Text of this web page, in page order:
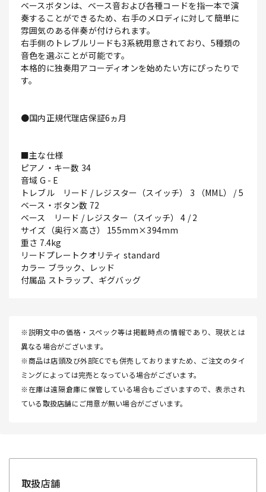
ベースボタンは、ベース音および各種コードを指一本で演
奏することができるため、右手のメロディに対して簡単に
雰囲気のある伴奏が付けられます。
右手側のトレブルリードも3系統用意されており、5種類の
音色を選ぶことが可能です。
本格的に独奏用アコーディオンを始めたい方にぴったりで
す。
●国内正規代理店保証6ヵ月
■主な仕様
ピアノ・キー数 34
音域 G - E
トレブル リード / レジスター（スイッチ） 3 （MML） / 5
ベース・ボタン数 72
ベース リード / レジスター（スイッチ） 4 / 2
サイズ（奥行×高さ） 155mm×394mm
重さ 7.4kg
リードプレートクオリティ standard
カラー ブラック、レッド
付属品 ストラップ、ギグバッグ
※説明文中の価格・スペック等は掲載時点の情報であり、現状とは
異なる場合がございます。
※商品は店頭及び外部ECでも併売しておりますため、ご注文のタイ
ミングによっては完売となっている場合がございます。
※在庫は遠隔倉庫に保管している場合もございますので、表示され
ている取扱店舗にご用意が無い場合がございます。
取扱店舗